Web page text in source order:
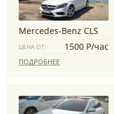
Mercedes-Benz CLS
ЦЕНА ОТ: 1500 Р/час
ПОДРОБНЕЕ